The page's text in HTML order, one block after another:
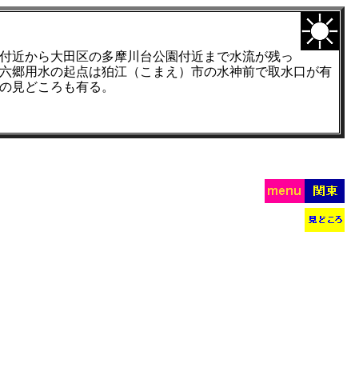
近から大田区の多摩川台公園付近まで水流が残っ
郷用水の起点は狛江（こまえ）市の水神前で取水口が有
見どころも有る。